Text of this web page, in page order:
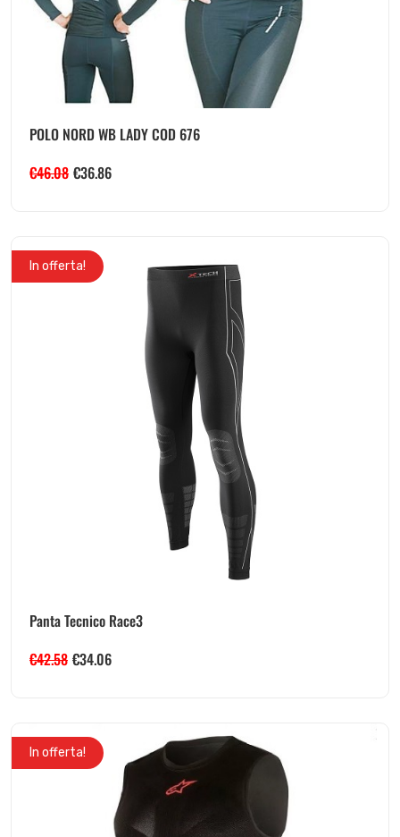
POLO NORD WB LADY COD 676
€46.08 €36.86
In offerta!
Panta Tecnico Race3
€42.58 €34.06
In offerta!